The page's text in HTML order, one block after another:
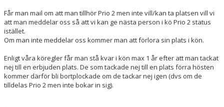
Får man mail om att man tillhör Prio 2 men inte vill/kan ta platsen vill vi
att man meddelar oss så att vi kan ge nästa person i kö Prio 2 status
istället.
Om man inte meddelar oss kommer man att förlora sin plats i kön.
Enligt våra köregler får man stå kvar i kön max 1 år efter att man tackat
nej till en erbjuden plats. De som tackade nej till en plats förra hösten
kommer därför bli bortplockade om de tackar nej igen (dvs om de
tilldelas Prio 2 men inte bokar in sig).